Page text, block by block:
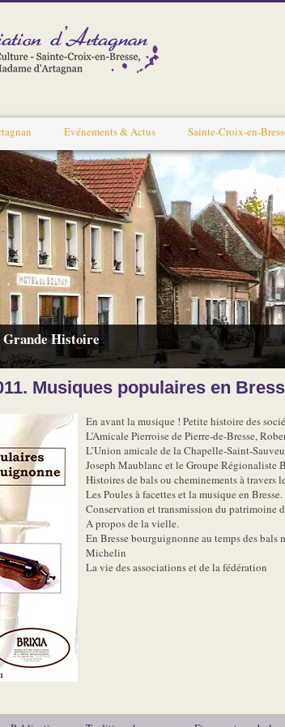
Evénements & Actus Sainte-Croix-en-
Histoire
Musiques populaires en
En avant la musique ! Petite histoire des
L’Amicale Pierroise de Pierre-de-Bresse,
L’Union amicale de la Chapelle-Saint-
Joseph Maublanc et le Groupe Régionaliste
Histoires de bals ou cheminements à travers
Les Poules à facettes et la musique en
Conservation et transmission du patrimoine
A propos de la vielle.
En Bresse bourguignonne au temps des
Michelin
La vie des associations et de la fédération